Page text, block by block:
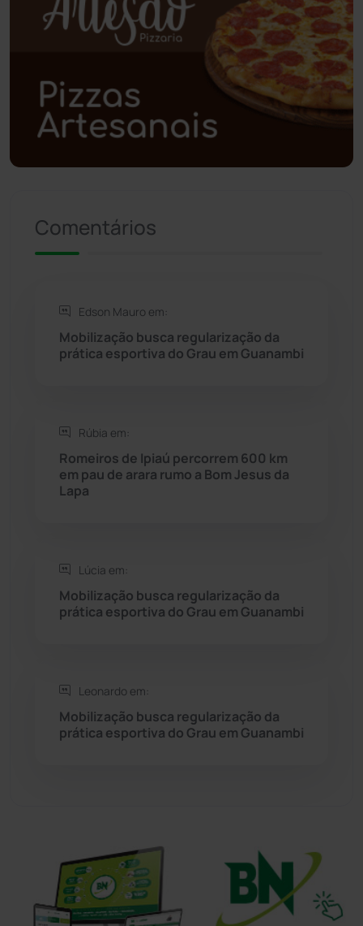
Polícia Civil (57)
Polícia Militar (27)
Política (03)
Presidente Jânio Qu... (125)
Rio de Contas
Rio do Antônio
Rio do Pires (97)
Seabra
Sebastião Laranjeiras
Sudoeste Baiano
Tanhaçu (425)
Comentários
Edson Mauro em:
Mobilização busca regularização da
prática esportiva do Grau em Guanambi
Rúbia em:
Romeiros de Ipiaú percorrem 600 km
em pau de arara rumo a Bom Jesus da
Lapa
Lúcia em:
Mobilização busca regularização da
prática esportiva do Grau em Guanambi
Leonardo em:
Mobilização busca regularização da
prática esportiva do Grau em Guanambi